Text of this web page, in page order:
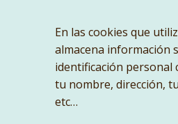
En las cookies que
almacena información
identificación personal
tu nombre, dirección,
etc…